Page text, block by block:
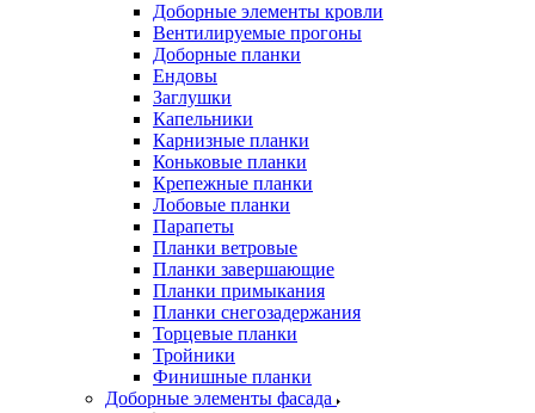
Доборные элементы кровли
Вентилируемые прогоны
Доборные планки
Ендовы
Заглушки
Капельники
Карнизные планки
Коньковые планки
Крепежные планки
Лобовые планки
Парапеты
Планки ветровые
Планки завершающие
Планки примыкания
Планки снегозадержания
Торцевые планки
Тройники
Финишные планки
Доборные элементы фасада